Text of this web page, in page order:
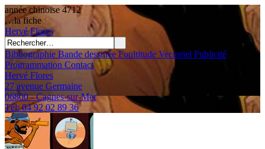
année chinoise 4712
…la fiche
HervéFlores
Bibliographie Bande dessinée Foultitude Vectoriel Publicité
Programmation Contact
Hervé Flores
27 avenue Germaine
06800 - Cagnes-sur-Mer
Tél: 04 92 02 89 36